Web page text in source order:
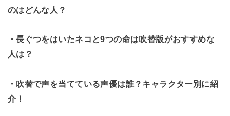
のはどんな人？
・長ぐつをはいたネコと9つの命は吹替版がおすすめな
人は？
・吹替で声を当てている声優は誰？キャラクター別に紹
介！